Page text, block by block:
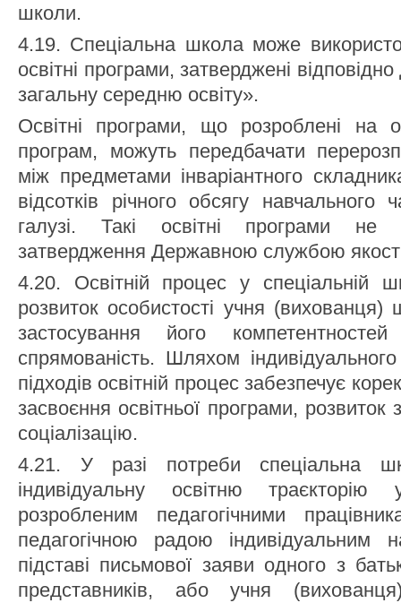
школи.
4.19. Спеціальна школа може
освітні програми, затверджені
загальну середню освіту».
Освітні програми, що розроблені на
програм, можуть передбачати
між предметами інваріантного
відсотків річного обсягу навчального
галузі. Такі освітні програми не
затвердження Державною службою
4.20. Освітній процес у спеціальній
розвиток особистості учня
застосування його
спрямованість. Шляхом
підходів освітній процес забезпечує
засвоєння освітньої програми,
соціалізацію.
4.21. У разі потреби спеціальна
індивідуальну освітню
розробленим педагогічними
педагогічною радою індивідуальним
підставі письмової заяви одного з
представників, або учня